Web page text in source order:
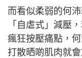
而看似柔弱的何
「自虐式」減壓
瘋狂按壓痛點，
打散晒啲肌肉就